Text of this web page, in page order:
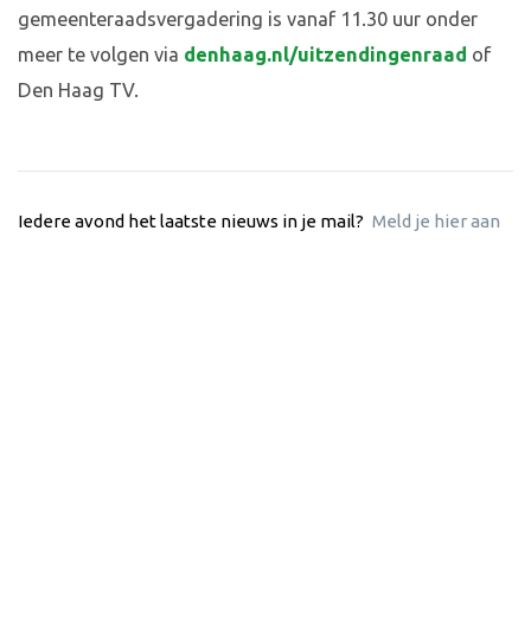
gemeenteraadsvergadering is vanaf 11.30 uur onder
meer te volgen via denhaag.nl/uitzendingenraad of
Den Haag TV.
Iedere avond het laatste nieuws in je mail? Meld je hier aan